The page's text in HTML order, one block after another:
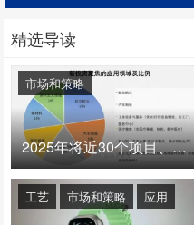
精选导读
2025年将近30个项目、150亿投资：3D打印真的迎来爆发拐点了吗
市场和策略
工艺 市场和策略 应用